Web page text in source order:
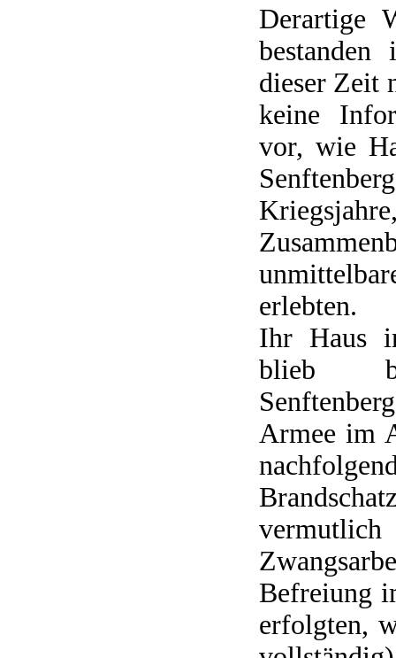
Derartige
bestanden
dieser Zeit
keine
vor, wie
erlebten.
Ihr Haus
blieb
Armee im
Befreiung
erfolgten,